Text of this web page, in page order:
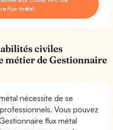
flux métal
civiles
métier de Gestionnaire
nécessite de se
Vous pouvez
flux métal